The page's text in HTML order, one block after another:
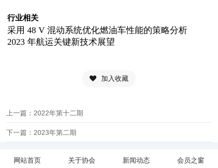
行业相关
采用 48 V 混动系统优化燃油车性能的策略分析
2023 年航运关键新技术展望
加入收藏
上一篇：2022年第十二期
下一篇：2023年第二期
网站首页 关于协会 新闻动态 会员之窗